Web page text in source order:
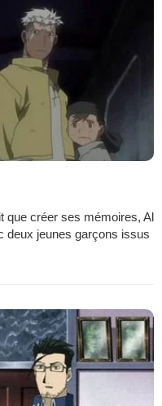
que créer ses mémoires, Al
deux jeunes garçons issus